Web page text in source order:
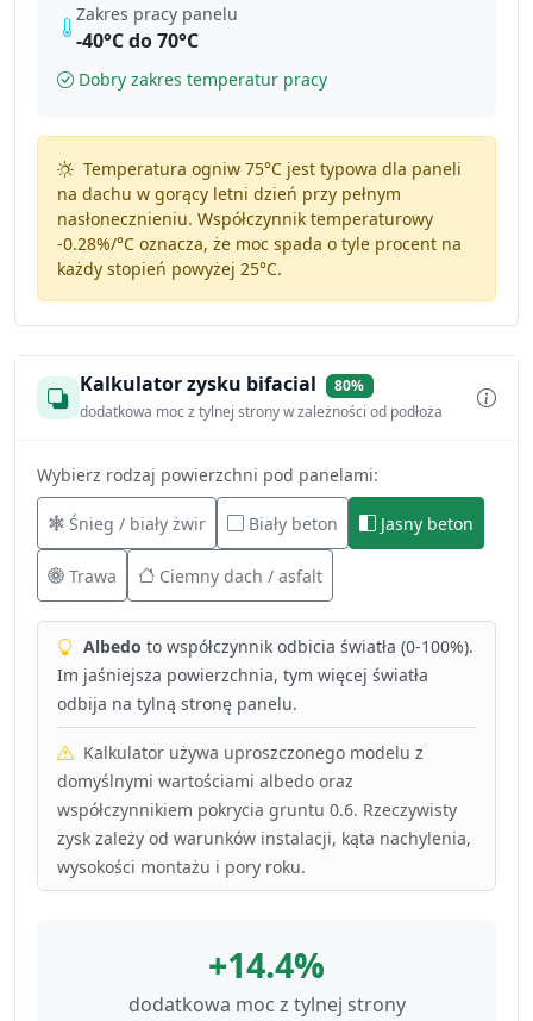
Zakres pracy panelu
-40°C do 70°C
Dobry zakres temperatur pracy
Temperatura ogniw 75°C jest typowa dla paneli
na dachu w gorący letni dzień przy pełnym
nasłonecznieniu. Współczynnik temperaturowy
-0.28%/°Coznacza, że moc spada o tyle procent na
każdy stopień powyżej 25°C.
Kalkulator zysku bifacial
80%
dodatkowa moc z tylnej strony w zależności od podłoża
Wybierz rodzaj powierzchni pod panelami:
Śnieg / biały żwir Biały beton Jasny beton
Trawa Ciemny dach / asfalt
Albedo to współczynnik odbicia światła (0-100%).
Im jaśniejsza powierzchnia, tym więcej światła
odbija na tylną stronę panelu.
Kalkulator używa uproszczonego modelu z
domyślnymi wartościami albedo oraz
współczynnikiem pokrycia gruntu 0.6. Rzeczywisty
zysk zależy od warunków instalacji, kąta nachylenia,
wysokości montażu i pory roku.
+14.4%
dodatkowa moc z tylnej strony